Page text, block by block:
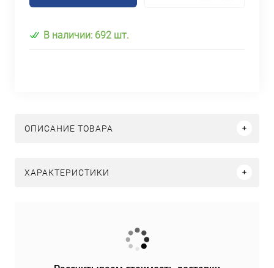
В наличии: 692 шт.
ОПИСАНИЕ ТОВАРА
ХАРАКТЕРИСТИКИ